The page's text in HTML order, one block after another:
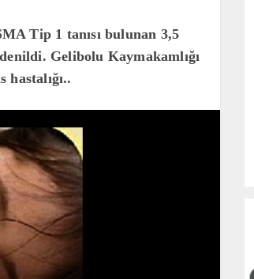
Tip 1 tanısı bulunan 3,5
Gelibolu Kaymakamlığı